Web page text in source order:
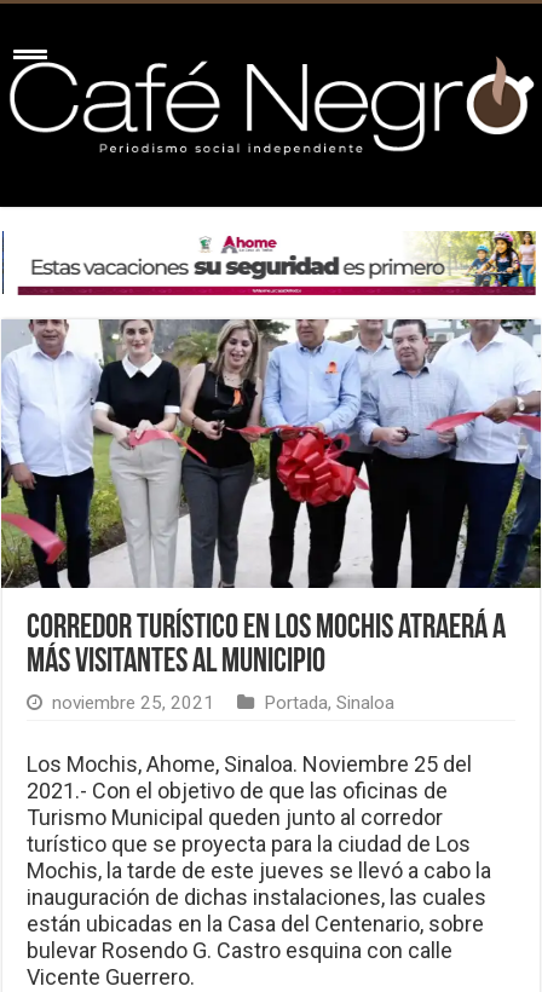
Corredor turístico en Los Mochis atraerá a
más visitantes al municipio
noviembre 25, 2021 Portada,Sinaloa
Los Mochis, Ahome, Sinaloa. Noviembre 25 del
2021.- Con el objetivo de que las oficinas de
Turismo Municipal queden junto al corredor
turístico que se proyecta para la ciudad de Los
Mochis, la tarde de este jueves se llevó a cabo la
inauguración de dichas instalaciones, las cuales
están ubicadas en la Casa del Centenario, sobre
bulevar Rosendo G. Castro esquina con calle
Vicente Guerrero.